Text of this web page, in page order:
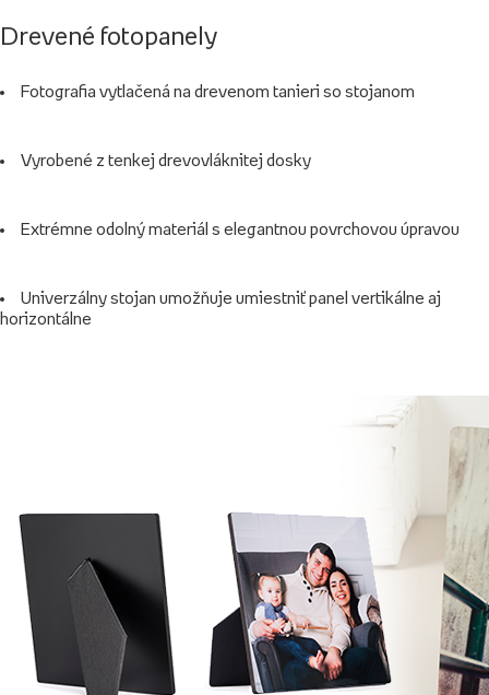
Drevené fotopanely
Fotografia vytlačená na drevenom tanieri so stojanom
Vyrobené z tenkej drevovláknitej dosky
Extrémne odolný materiál s elegantnou povrchovou úpravou
Univerzálny stojan umožňuje umiestniť panel vertikálne aj
horizontálne